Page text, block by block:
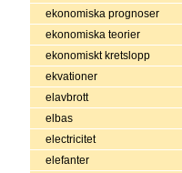
ekonomiska prognoser
ekonomiska teorier
ekonomiskt kretslopp
ekvationer
elavbrott
elbas
electricitet
elefanter